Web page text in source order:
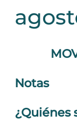
Notas
¿Quiénes